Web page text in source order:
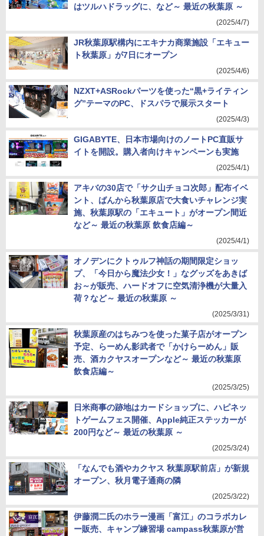
はツルハドラッグに、など～ 最近の秋葉原 ～
(2025/4/7)
JR秋葉原駅構内にエキナカ商業施設「エキュー
ト秋葉原」が7日にオープン
(2025/4/6)
NZXT+ASRockパーツを使った“黒+ライティン
グ”テーマのPC、ドスパラで展示スタート
(2025/4/3)
GIGABYTE、日本市場向けのノートPC直販サ
イトを開設。購入者向けキャンペーンも実施
(2025/4/1)
アキバの30店で「サク山チョコ次郎」配布イベ
ント、ばんから秋葉原店で大食いチャレンジ実
施、秋葉原駅の「エキュート」がオープン間近
など～ 最近の秋葉原 飲食店編～
(2025/4/1)
オノデンにクトゥルフ神話の期間限定ショッ
プ、「今日から魔法少女！」なグッズをあきば
お～が販売、ハードオフに空気清浄機が大量入
荷？など～ 最近の秋葉原 ～
(2025/3/31)
秋葉原産のはちみつを使った菓子店がオープン
予定、らーめん影武者で「かけらーめん」販
売、酒カクヤスオープンなど～ 最近の秋葉原
飲食店編～
(2025/3/25)
日米商事の跡地はカードショップに、ハピネッ
トゲームフェス開催、Apple純正ステッカーが
200円など～ 最近の秋葉原 ～
(2025/3/24)
「なんでも酒やカクヤス 秋葉原駅前店」が新規
オープン、秋月電子通商の隣
(2025/3/22)
伊藤潤二氏のホラー漫画「富江」のコラボカレ
ー販売、キャンプ練習場 campass秋葉原が営